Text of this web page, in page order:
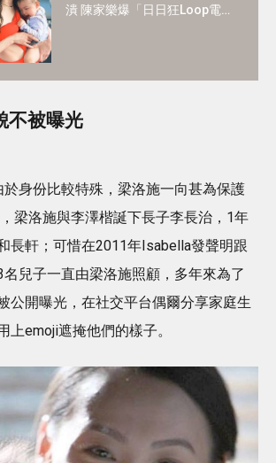
潰 陳家樂爆「日日狂Loop電
不被曝光
身份比較特殊，梁洛施一向甚為保護
梁洛施與李澤楷誕下長子李長治，1年
長軒；可惜在2011年Isabella發聲明跟
兒子一直由梁洛施照顧，多年來為了
公開曝光，在社交平台偶爾分享家庭生
上emoji遮掩他們的樣子。